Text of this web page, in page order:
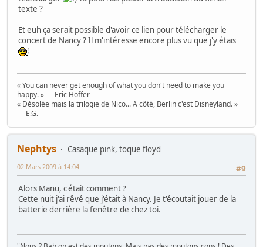
texte ?
Et euh ça serait possible d'avoir ce lien pour télécharger le
concert de Nancy ? Il m'intéresse encore plus vu que j'y étais
« You can never get enough of what you don't need to make you
happy. » — Eric Hoffer
« Désolée mais la trilogie de Nico... A côté, Berlin c'est Disneyland. »
— E.G.
Nephtys
Casaque pink, toque floyd
#9
02 Mars 2009 à 14:04
Alors Manu, c'était comment ?
Cette nuit j'ai rêvé que j'était à Nancy. Je t'écoutait jouer de la
batterie derrière la fenêtre de chez toi.